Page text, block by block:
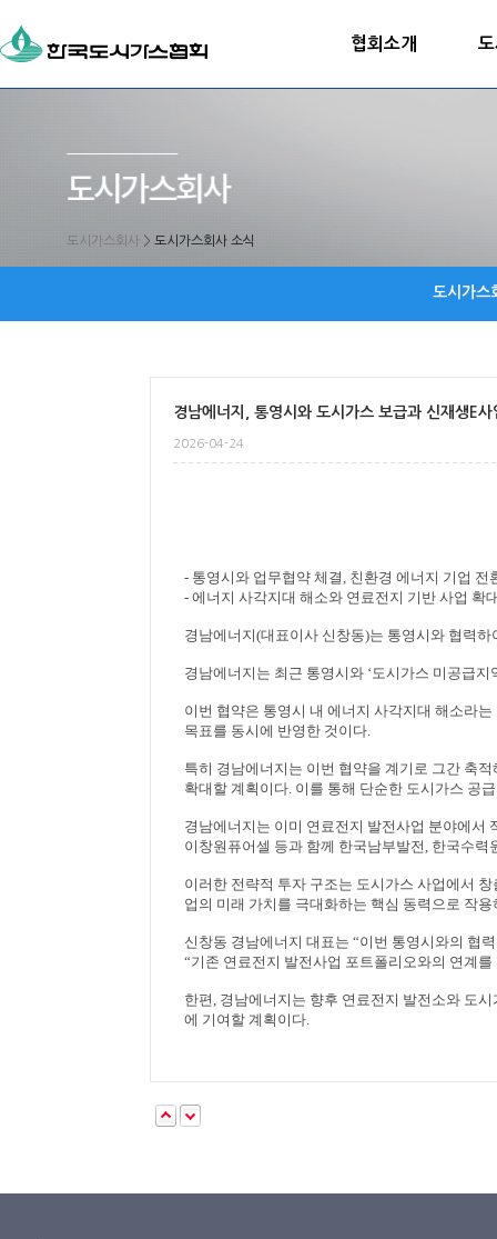
협회소개
도시가스회사 > 도시가스회사 소식
도시가스
경남에너지, 통영시와 도시가스 보급과 신재생E
2026-04-24
- 통영시와 업무협약 체결, 친환경 에너지 기업 전
- 에너지 사각지대 해소와 연료전지 기반 사업 확
경남에너지(대표이사 신창동)는 통영시와 협력
경남에너지는 최근 통영시와 ‘도시가스 미공급지
이번 협약은 통영시 내 에너지 사각지대 해소라
목표를 동시에 반영한 것이다.
특히 경남에너지는 이번 협약을 계기로 그간 축
확대할 계획이다. 이를 통해 단순한 도시가스 공
경남에너지는 이미 연료전지 발전사업 분야에서
이창원퓨어셀 등과 함께 한국남부발전, 한국수력
이러한 전략적 투자 구조는 도시가스 사업에서
업의 미래 가치를 극대화하는 핵심 동력으로 작용
신창동 경남에너지 대표는 “이번 통영시와의 협
“기존 연료전지 발전사업 포트폴리오와의 연계
한편, 경남에너지는 향후 연료전지 발전소와 도
에 기여할 계획이다.